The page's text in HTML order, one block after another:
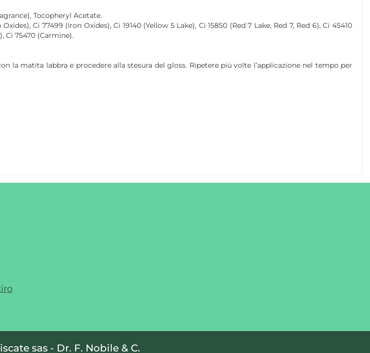
Tocopheryl Acetate.
Ci 77499 (Iron Oxides), Ci 19140 (Yellow 5 Lake), Ci 15850 (Red 7 Lake, Red 7, Red 6), Ci 45410
Ci 75470 (Carmine).
la matita labbra e procedere alla stesura del gloss. Ripetere più volte l’applicazione nel tempo per
sas - Dr. F. Nobile & C.